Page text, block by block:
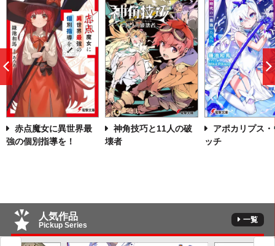
赤点魔女に異世界最
強の個別指導を！
神角技巧と11人の破
壊者
アポカリプス・
ッチ
前
へ
人気作品
Pickup Series
一覧